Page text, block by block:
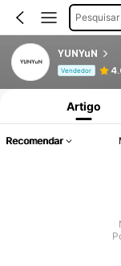
YUNYuN
Vendedor
Informações do
Artigo
Recomendar